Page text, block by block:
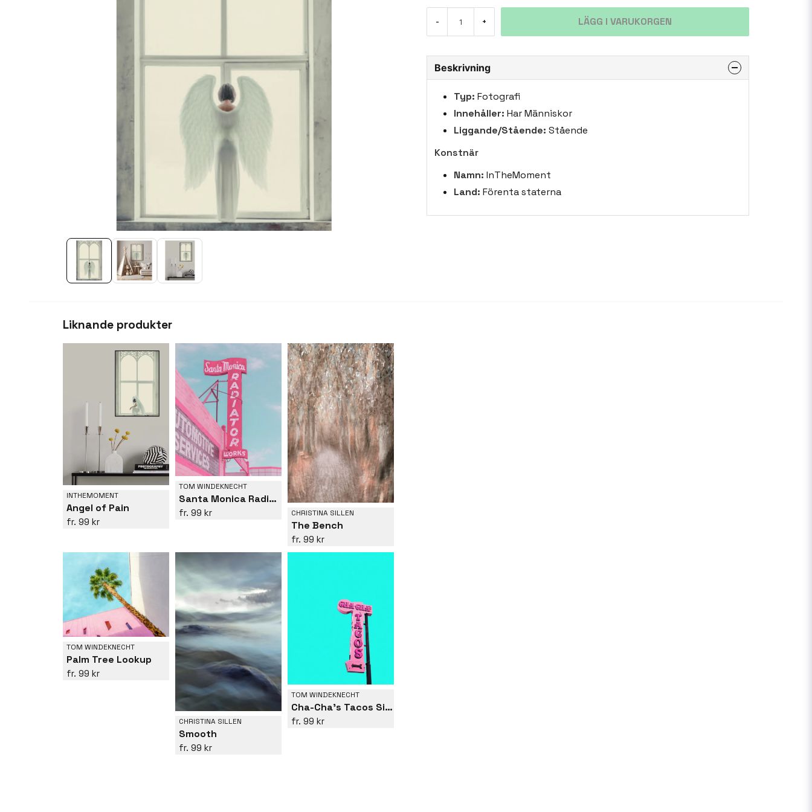
- + LÄGG I VARUKORGEN
Beskrivning
Typ: Fotografi
Innehåller: Har Människor
Liggande/Stående: Stående
Konstnär
Namn: InTheMoment
Land: Förenta staterna
Liknande produkter
INTHEMOMENT
Angel of Pain
99 kr
TOM WINDEKNECHT
Santa Monica Radiator Works
99 kr CHRISTINA SILLEN
The Bench
99 kr
TOM WINDEKNECHT
Palm Tree Lookup
99 kr
CHRISTINA SILLEN
Smooth
99 kr
TOM WINDEKNECHT
Cha-Cha's Tacos Sign
99 kr